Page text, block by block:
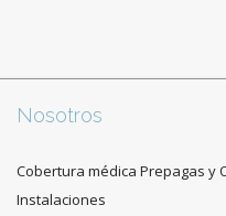
Nosotros
Cobertura médica Prepagas y
Instalaciones